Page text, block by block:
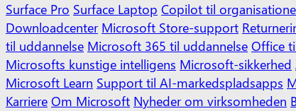
Surface Pro Surface Laptop Copilot til
Downloadcenter Microsoft Store-support
til uddannelse Microsoft 365 til uddannelse Office
Microsofts kunstige intelligens Microsoft-sikkerhed
Microsoft Learn Support til AI-markedspladsapps
Karriere Om Microsoft Nyheder om virksomheden